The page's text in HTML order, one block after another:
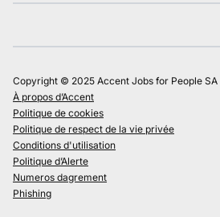
Copyright © 2025 Accent Jobs for People SA
À propos d’Accent
Politique de cookies
Politique de respect de la vie privée
Conditions d'utilisation
Politique d’Alerte
Numeros dagrement
Phishing